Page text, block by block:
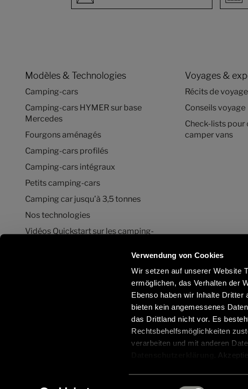
Verwendung von Cookies
Wir setzen auf unserer Website
ermöglichen, das Verhalten der
Ebenso haben wir Inhalte Dritter
bieten kein angemessenes
das Drittland nicht vor. Es
Rechtsbehelfsmöglichkeiten
verarbeiten und mit anderen
.
Modèles & Technologies
Camping-cars
Camping-cars HYMER sur base
Mercedes
Fourgons aménagés
Camping-cars profilés
Camping-cars intégraux
Petits camping-cars
Camping car jusqu’à 3,5 tonnes
Nos technologies
Vidéos Quickstart sur les camping-
Configurateur camping-car et fourgon
Voyages &
Récits de voyage
Conseils voyage
Check-lists
camper vans
Suivez-nous également sur les réseaux sociaux :
/
Informations
© 2026 Hymer GmbH & Co. KG